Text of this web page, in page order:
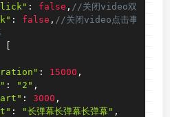
: false , //关闭video双击事件
: false , //关闭video点击事件
: 15000 ,
: "2" ,
: 3000 ,
: "长弹幕长弹幕长弹幕" ,